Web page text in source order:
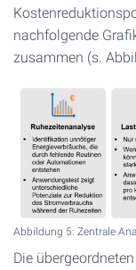
nachfolgende
zusammen (s.
Abbildung 5: Zentrale
Die